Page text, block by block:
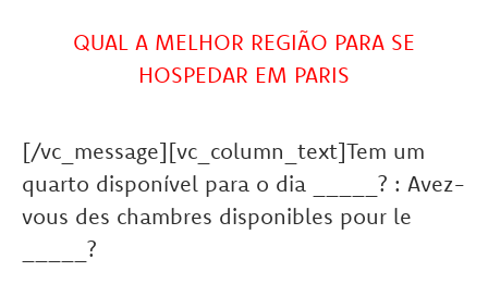
QUAL A MELHOR REGIÃO PARA SE
HOSPEDAR EM PARIS
[/vc_message][vc_column_text]Tem um
quarto disponível para o dia _____? : Avez-
vous des chambres disponibles pour le
_____?